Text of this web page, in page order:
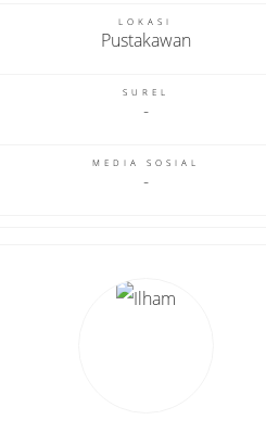
LOKASI
Pustakawan
SUREL
MEDIA SOSIAL